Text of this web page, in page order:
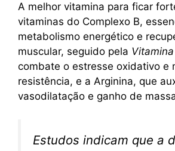
A melhor vitamina para ficar
vitaminas do Complexo B,
metabolismo energético e
muscular, seguido pela Vitamina
combate o estresse oxidativo e
resistência, e a Arginina, que
vasodilatação e ganho de
Estudos indicam que a